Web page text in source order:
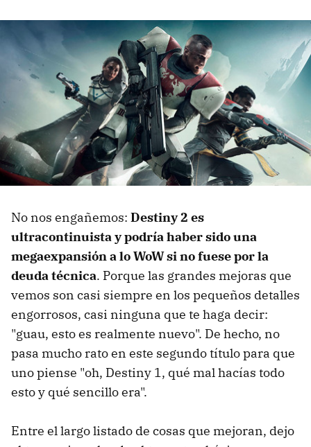
No nos engañemos: Destiny 2 es
ultracontinuista y podría haber sido una
megaexpansión a lo WoW si no fuese por la
deuda técnica. Porque las grandes mejoras que
vemos son casi siempre en los pequeños detalles
engorrosos, casi ninguna que te haga decir:
"guau, esto es realmente nuevo". De hecho, no
pasa mucho rato en este segundo título para que
uno piense "oh, Destiny 1, qué mal hacías todo
esto y qué sencillo era".
Entre el largo listado de cosas que mejoran, dejo